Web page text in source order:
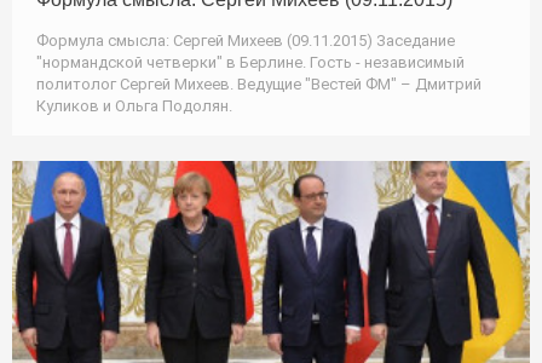
Формула смысла: Сергей Михеев (09.11.2015) Заседание
"нормандской четверки" в Берлине. Гость - независимый
политолог Сергей Михеев. Ведущие "Вестей ФМ" – Дмитрий
Куликов и Ольга Подолян.